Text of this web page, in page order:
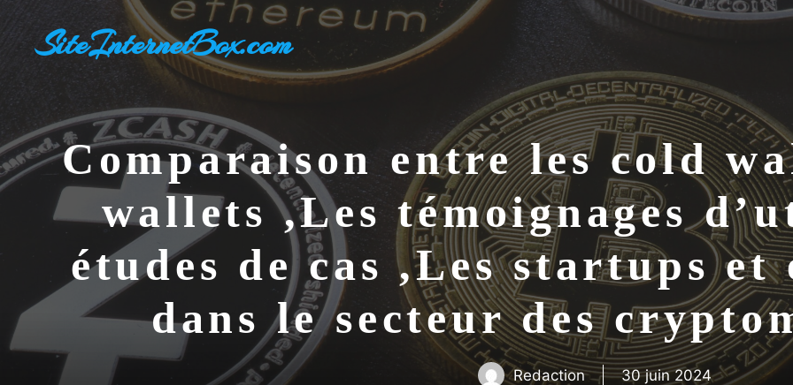
au
contenuSiteInternetBox.com
Comparaison entre les cold
wallets ,Les témoignages
études de cas ,Les startups
dans le secteur des
Redaction 30 juin 2024